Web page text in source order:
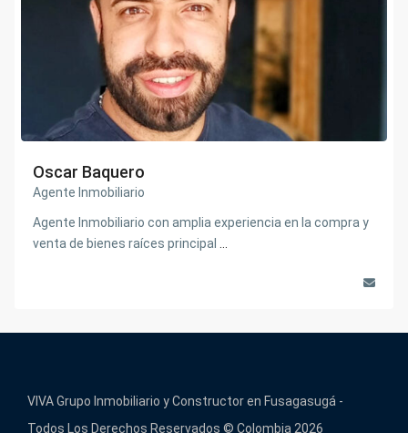
Oscar Baquero
Agente Inmobiliario
Agente Inmobiliario con amplia experiencia en la compra y
venta de bienes raíces principal
VIVA Grupo Inmobiliario y Constructor en Fusagasugá -
Todos Los Derechos Reservados © Colombia 2026